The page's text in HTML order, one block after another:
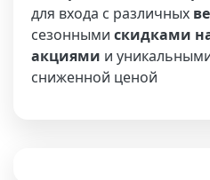
для входа с различных
сезонными скидками
акциями и
сниженной ценой